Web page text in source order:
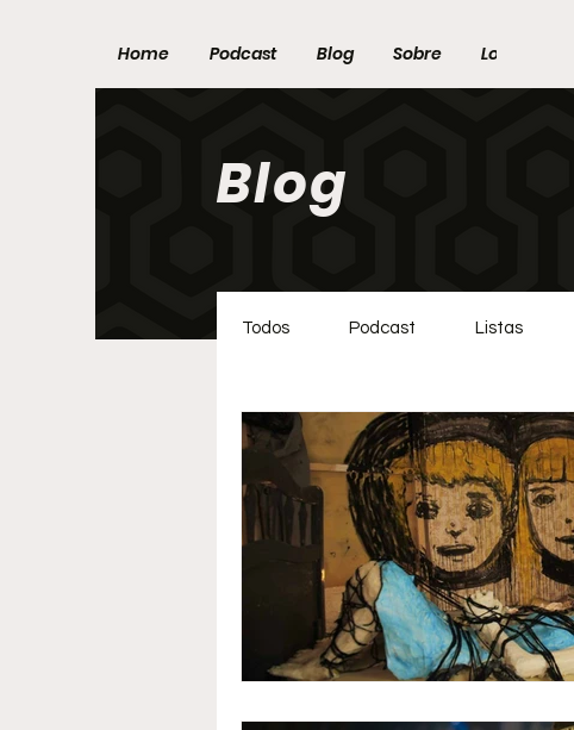
Home Podcast Blog Sobre Loja
Blog
Todos Listas
Podcast